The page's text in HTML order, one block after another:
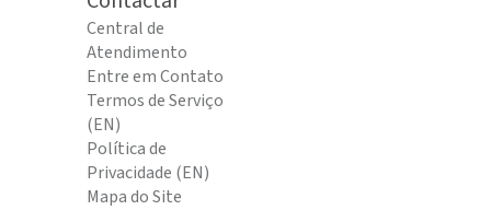
Central de
Atendimento
Entre em Contato
Termos de Serviço
(EN)
Política de
Privacidade (EN)
Mapa do Site